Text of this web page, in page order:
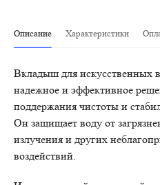
Описание Характеристики
Вкладыш для искусственных
надежное и эффективное
поддержания чистоты и
Он защищает воду от
излучения и других
воздействий.